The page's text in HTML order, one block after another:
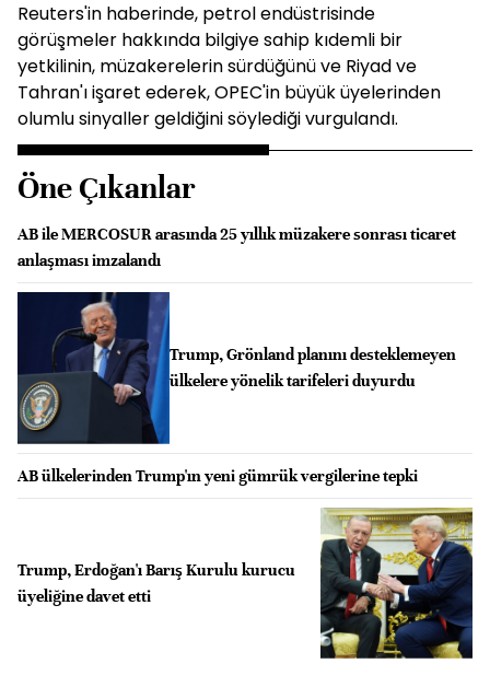
Reuters'in haberinde, petrol endüstrisinde
görüşmeler hakkında bilgiye sahip kıdemli bir
yetkilinin, müzakerelerin sürdüğünü ve Riyad ve
Tahran'ı işaret ederek, OPEC'in büyük üyelerinden
olumlu sinyaller geldiğini söylediği vurgulandı.
Öne Çıkanlar
AB ile MERCOSUR arasında 25 yıllık müzakere sonrası ticaret
anlaşması imzalandı
Trump, Grönland planını desteklemeyen
ülkelere yönelik tarifeleri duyurdu
AB ülkelerinden Trump'ın yeni gümrük vergilerine tepki
Trump, Erdoğan'ı Barış Kurulu kurucu
üyeliğine davet etti